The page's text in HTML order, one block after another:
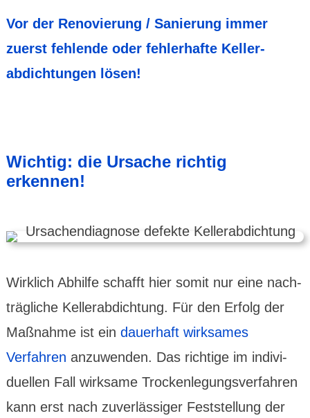
Vor der Renovie­rung / Sanie­rung immer
zuerst fehlende oder fehler­hafte Keller­
abdich­tungen lösen!
Wichtig: die Ursache richtig
erkennen!
Wirklich Abhilfe schafft hier somit nur eine nach­
träg­liche Keller­abdich­tung. Für den Erfolg der
Maß­nahme ist ein dauer­haft wirksames
Verfahren anzu­wenden. Das richtige im indivi­
duellen Fall wirksame Trocken­legungs­ver­fahren
kann erst nach zuver­lässiger Fest­stel­lung der